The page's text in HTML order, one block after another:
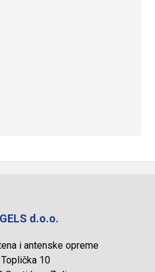
d.o.o.
i antenske opreme
Toplička 10